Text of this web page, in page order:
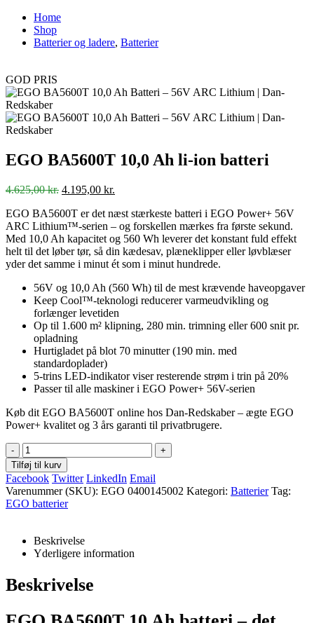
Home
Shop
Batterier og ladere, Batterier
GOD PRIS
EGO BA5600T 10,0 Ah li-ion batteri
4.625,00kr. Den
pris
var:
4.625,00 kr..
4.195,00 kr.
pris
er:
4.195,00 kr..
EGO BA5600T er det næst stærkeste batteri i EGO Power+ 56V
ARC Lithium™-serien – og forskellen mærkes fra første sekund.
Med 10,0 Ah kapacitet og 560 Wh leverer det konstant fuld effekt
helt til det løber tør, så din kædesav, plæneklipper eller løvblæser
yder det samme i minut ét som i minut hundrede.
56V og 10,0 Ah (560 Wh) til de mest krævende haveopgaver
Keep Cool™-teknologi reducerer varmeudvikling og
forlænger levetiden
Op til 1.600 m² klipning, 280 min. trimning eller 600 snit pr.
opladning
Hurtigladet på blot 70 minutter (190 min. med
standardoplader)
5-trins LED-indikator viser resterende strøm i trin på 20%
Passer til alle maskiner i EGO Power+ 56V-serien
Køb dit EGO BA5600T online hos Dan-Redskaber – ægte EGO
Power+ kvalitet og 3 års garanti til privatbrugere.
-
+
Tilføj til kurv
Facebook Twitter LinkedIn Email
Varenummer (SKU): EGO 0400145002 Kategori: Batterier Tag:
EGO batterier
Beskrivelse
Yderligere information
Beskrivelse